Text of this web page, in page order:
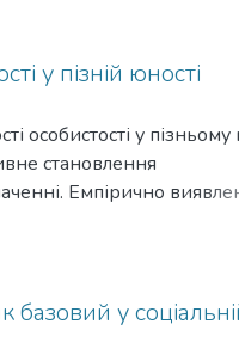
у пізній юності
особистості у
становлення
Емпірично
динамічним. Із віком для
– теперішніх
для психолого-
базовий у